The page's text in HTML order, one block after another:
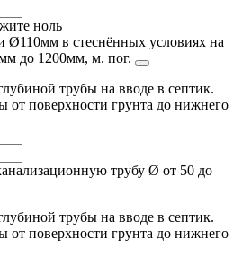
ноль
Ø110мм в стеснённых условиях на
до 1200мм, м. пог.
трубы на вводе в септик.
от поверхности грунта до нижнего
трубу Ø от 50 до
трубы на вводе в септик.
от поверхности грунта до нижнего